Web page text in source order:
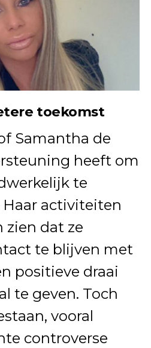
toekomst
Samantha de
heeft om
te
activiteiten
zien dat ze
te blijven met
positieve draai
te geven. Toch
vooral
controverse